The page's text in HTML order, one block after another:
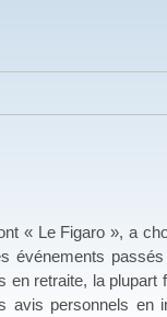
Le Figaro », a
événements
retraite, la
personnels en